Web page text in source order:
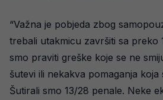
“Važna je pobjeda zbog
trebali utakmicu završiti sa preko
smo praviti greške koje se ne
šutevi ili nekakva pomaganja koja
Šutirali smo 13/28 penale. Neke